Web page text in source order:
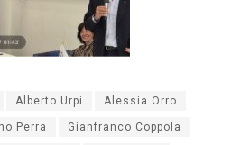
Alberto Urpi Alessia Orro
Perra Gianfranco Coppola